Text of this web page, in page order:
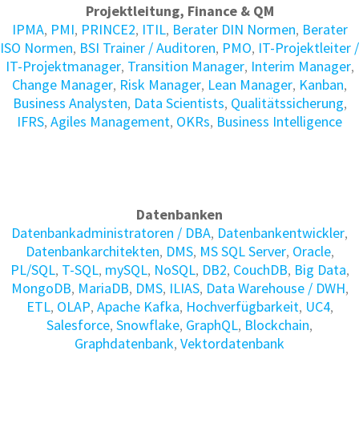
Projektleitung, Finance & QM
IPMA, PMI, PRINCE2, ITIL, Berater DIN Normen, Berater
ISO Normen, BSI Trainer / Auditoren, PMO, IT-Projektleiter /
IT-Projektmanager, Transition Manager, Interim Manager,
Change Manager, Risk Manager, Lean Manager, Kanban,
Business Analysten, Data Scientists, Qualitätssicherung,
IFRS, Agiles Management, OKRs, Business Intelligence
Datenbanken
Daten­bank­administratoren / DBA, Daten­bank­entwickler,
Daten­bank­architekten, DMS, MS SQL Server, Oracle,
PL/SQL, T-SQL, mySQL, NoSQL, DB2, CouchDB, Big Data,
MongoDB, MariaDB, DMS, ILIAS, Data Warehouse / DWH,
ETL, OLAP, Apache Kafka, Hochverfügbarkeit, UC4,
Salesforce, Snowflake, GraphQL, Blockchain,
Graphdatenbank, Vektordatenbank